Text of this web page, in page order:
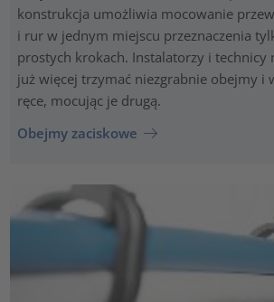
konstrukcja umożliwia mocowanie
i rur w jednym miejscu przeznaczenia
prostych krokach. Instalatorzy i technicy
już więcej trzymać niezgrabnie obejmy i
ręce, mocując je drugą.
Obejmy zaciskowe